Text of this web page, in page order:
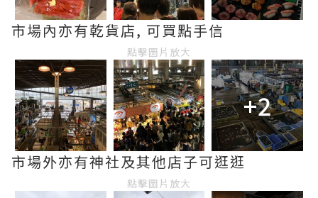
市場內亦有乾貨店, 可買點手信
點擊圖片放大
+2
市場外亦有神社及其他店子可逛逛
點擊圖片放大